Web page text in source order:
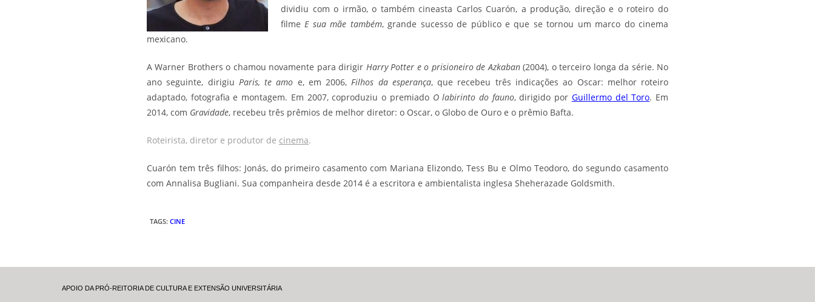
dividiu com o irmão, o também cineasta Carlos Cuarón, a produção, direção e o roteiro do
filme E sua mãe também, grande sucesso de público e que se tornou um marco do cinema
mexicano.
A Warner Brothers o chamou novamente para dirigir Harry Potter e o prisioneiro de Azkaban(2004), o terceiro longa da série. No
ano seguinte, dirigiu Paris, te amo e, em 2006, Filhos da esperança, que recebeu três indicações ao Oscar: melhor roteiro
adaptado, fotografia e montagem. Em 2007, coproduziu o premiado O labirinto do fauno, dirigido por Guillermo del Toro. Em
2014, com Gravidade, recebeu três prêmios de melhor diretor: o Oscar, o Globo de Ouro e o prêmio Bafta.
Roteirista, diretor e produtor de cinema.
Cuarón tem três filhos: Jonás, do primeiro casamento com Mariana Elizondo, Tess Bu e Olmo Teodoro, do segundo casamento
com Annalisa Bugliani. Sua companheira desde 2014 é a escritora e ambientalista inglesa Sheherazade Goldsmith.
TAGS: CINE
APOIO DA PRÓ-REITORIA DE CULTURA E EXTENSÃO UNIVERSITÁRIA